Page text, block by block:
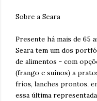
Sobre a Seara
Presente há mais de 65
Seara tem um dos
de alimentos - com
(frango e suínos) a
frios, lanches prontos,
essa última